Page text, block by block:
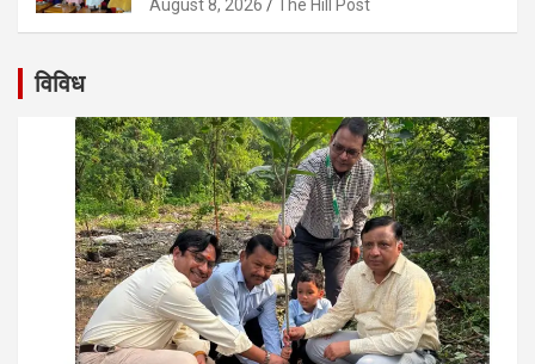
August 8, 2026 The Hill Post
विविध